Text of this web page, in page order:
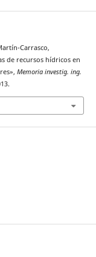
Carrasco,
de recursos hídricos en
Memoria investig. ing.